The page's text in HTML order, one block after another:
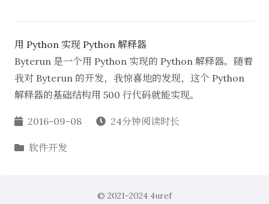
用 Python 实现 Python 解释器
Byterun 是一个用 Python 实现的 Python 解释器。随着
我对 Byterun 的开发，我惊喜地的发现，这个 Python
解释器的基础结构用 500 行代码就能实现。
2016-09-08 24分钟阅读时长
软件开发
© 2021-2024 4uref